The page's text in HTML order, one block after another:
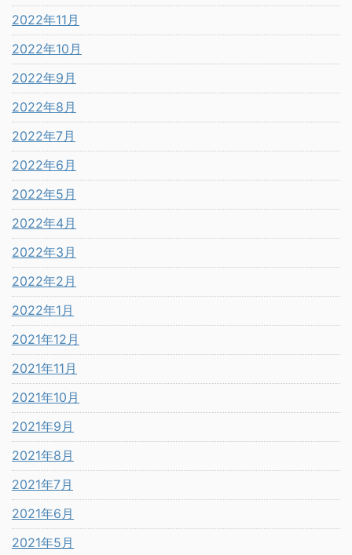
2022年11月
2022年10月
2022年9月
2022年8月
2022年7月
2022年6月
2022年5月
2022年4月
2022年3月
2022年2月
2022年1月
2021年12月
2021年11月
2021年10月
2021年9月
2021年8月
2021年7月
2021年6月
2021年5月